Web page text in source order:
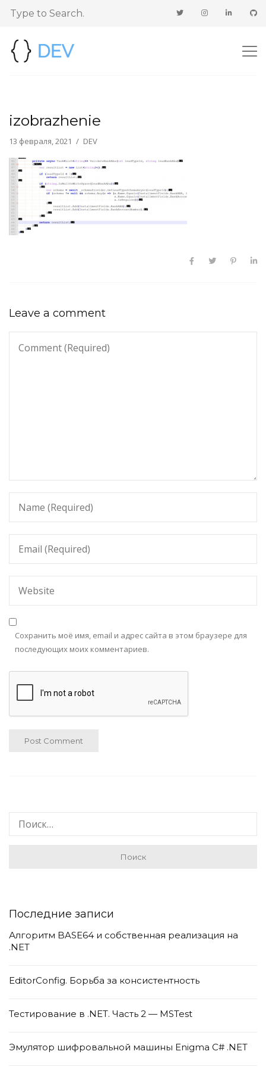
izobrazhenie
13 февраля, 2021 DEV
Leave a comment
Сохранить моё имя, email и адрес сайта в этом браузере для
последующих моих комментариев.
Последние записи
Алгоритм BASE64 и собственная реализация на
.NET
EditorConfig. Борьба за консистентность
Тестирование в .NET. Часть 2 — MSTest
Эмулятор шифровальной машины Enigma C# .NET